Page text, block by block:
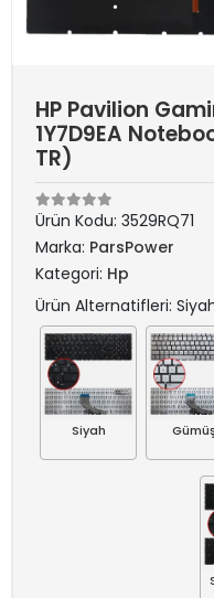
HP Pavilion
1Y7D9EA
TR)
Ürün Kodu: 3529RQ71
Marka: ParsPower
Kategori: Hp
Ürün Alternatifleri: Siyah
Siyah